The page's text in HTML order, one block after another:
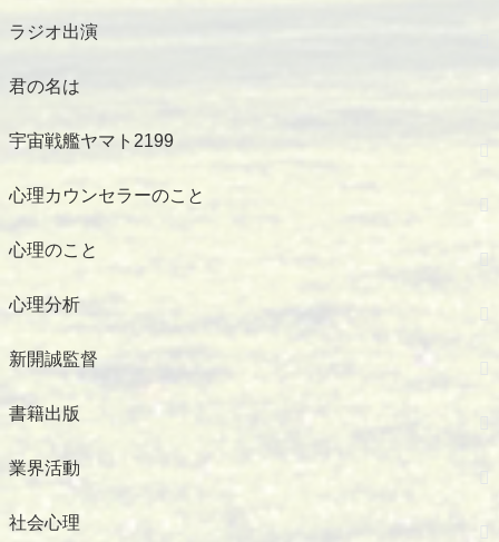
ラジオ出演
君の名は
宇宙戦艦ヤマト2199
心理カウンセラーのこと
心理のこと
心理分析
新開誠監督
書籍出版
業界活動
社会心理